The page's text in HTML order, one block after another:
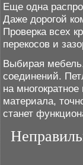
Еще одна
Даже дорогой
Проверка всех
перекосов и
Выбирая
соединений.
на
материала,
станет